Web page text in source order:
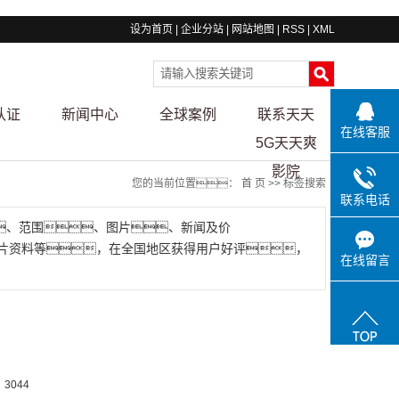
设为首页 企业分站 网站地图 RSS XML
证 新闻中心 全球案例
联系天天
5G天天爽
影院
您的当前位置： 首 页 >> 标签搜索
、范围、图片、新闻及价
资料等，在全国地区获得用户好评，
在线客服
联系电话
在线留言